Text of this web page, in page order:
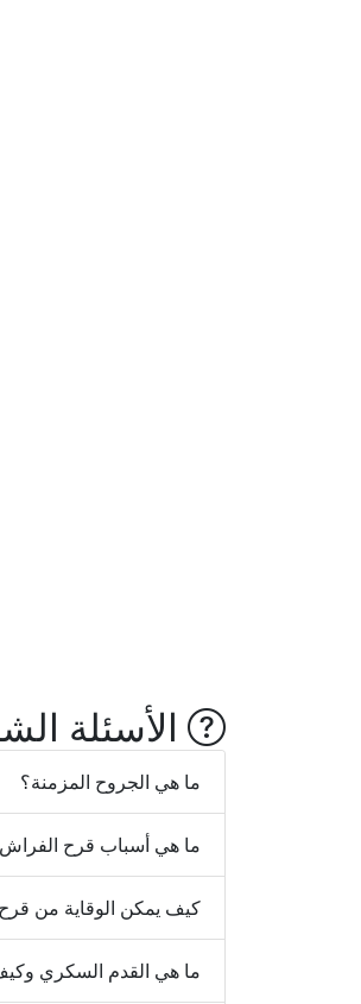
الأسئلة
ما هي الجروح المزمنة؟
ما هي أسباب قرح
كيف يمكن الوقاية من
ما هي القدم السكري